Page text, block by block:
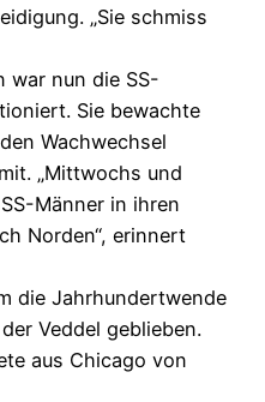
„Sie schmiss
war nun die SS-
Sie bewachte
Wachwechsel
„Mittwochs und
Männer in ihren
Norden“, erinnert
die Jahrhundertwende
Veddel geblieben.
aus Chicago von